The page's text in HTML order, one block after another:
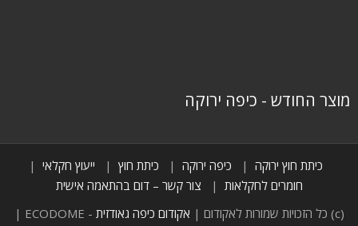
מוצר החודש - כיפה ירוקה
כיתת חוץ ירוקה כיפה ירוקה כיתת חוץ
ייעוץ חקלאי
חומרים לחקלאות
צור קשר – דום בהתאמה אישית
(c) כל הזכויות שמורות לאקודום |
אקודום כיפה גאודזית
- ECODOME |